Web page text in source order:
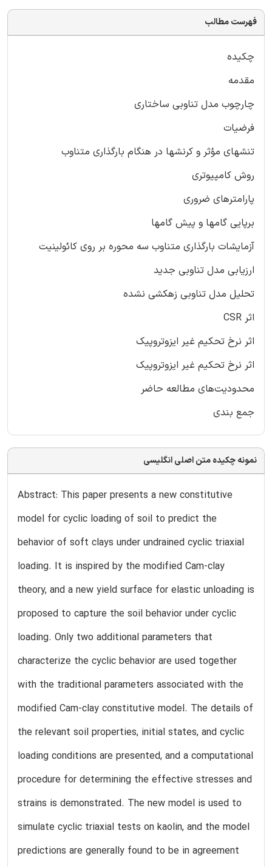
فهرست مطالب
چکیده
مقدمه
چارچوب مدل تناوبی ساختاری
فرضیات
تنشهای مؤثر و کرنشها در هنگام بارگذاری متناوب
روش کامپیوتری
پارامترهای ضروری
برپایی گامها و پیش گامها
آزمایشات بارگذاری متناوب سه محوره بر روی کائولینیت
ارزیابی مدل تناوبی جدید
تحلیل مدل تناوبی زهکشی نشده
اثر CSR
اثر نرخ تحکیم غیر ایزوتروپیک
اثر نرخ تحکیم غیر ایزوتروپیک
محدودیت‌های مطالعه حاضر
جمع بندی
نمونه چکیده متن اصلی انگلیسی
Abstract: This paper presents a new constitutive
model for cyclic loading of soil to predict the
behavior of soft clays under undrained cyclic triaxial
loading. It is inspired by the modified Cam-clay
theory, and a new yield surface for elastic unloading is
proposed to capture the soil behavior under cyclic
loading. Only two additional parameters that
characterize the cyclic behavior are used together
with the traditional parameters associated with the
modified Cam-clay constitutive model. The details of
the relevant soil properties, initial states, and cyclic
loading conditions are presented, and a computational
procedure for determining the effective stresses and
strains is demonstrated. The new model is used to
simulate cyclic triaxial tests on kaolin, and the model
predictions are generally found to be in agreement